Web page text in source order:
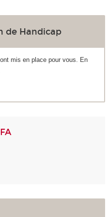
de Handicap
mis en place pour vous. En